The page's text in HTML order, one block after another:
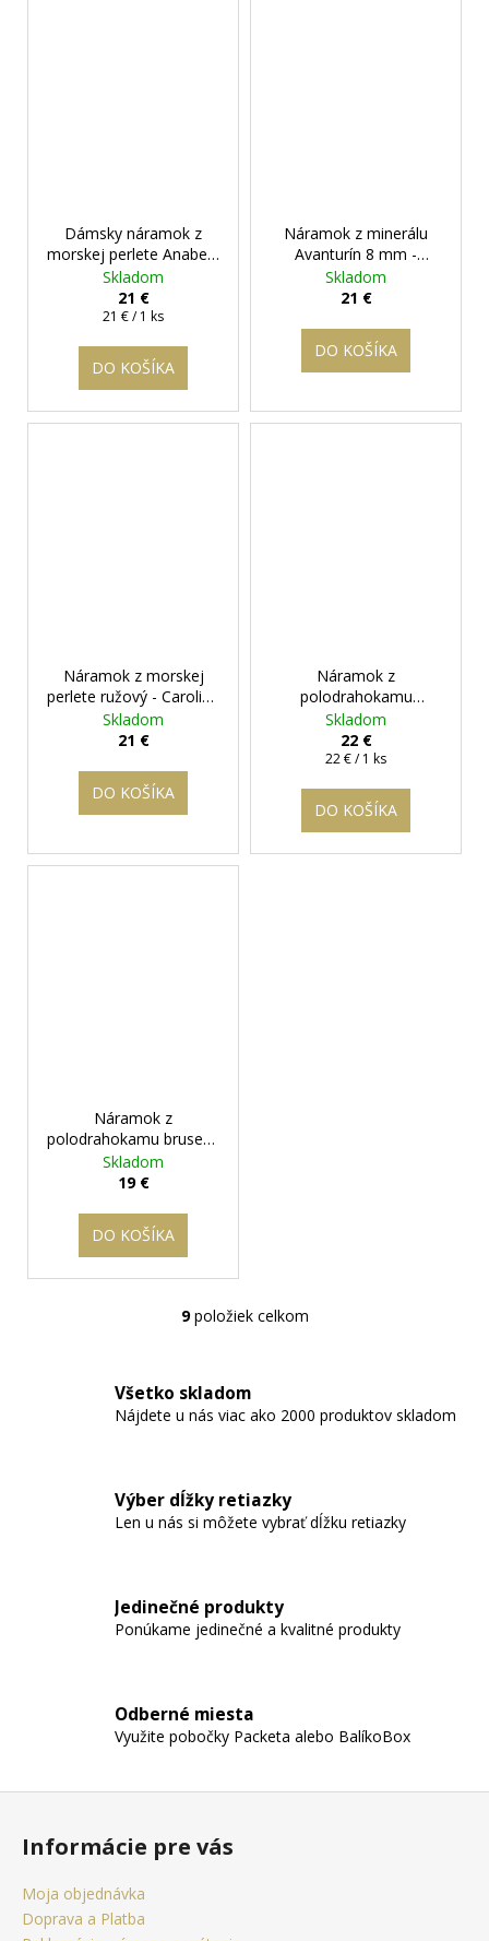
Dámsky náramok z
morskej perlete Anabele
+ darčeková krabička
zadarmo
Skladom
21 €
Jednotková
21 € / 1 ks
DO KOŠÍKA
Náramok z minerálu
Avanturín 8 mm -
Penelope ®
darčeková krabička
Skladom
21 €
DO KOŠÍKA
Náramok z morskej
perlete ružový - Caroline
+ darčeková krabička
zadarmo
Skladom
21 €
DO KOŠÍKA
Náramok z
polodrahokamu
Avanturín 12 mm - Hope
+ darčeková krabička
zadarmo
Skladom
22 €
Jednotková
22 € / 1 ks
DO KOŠÍKA
Náramok z
polodrahokamu brusený
Jadejit s achátom - Iris
darčeková krabička
Skladom
19 €
DO KOŠÍKA
O
á
d
i
e
k
y
p
i
9položiek celkom
Všetko skladom
Nájdete u nás viac ako 2000 produktov skladom
Výber dĺžky retiazky
Len u nás si môžete vybrať dĺžku retiazky
Jedinečné produkty
Ponúkame jedinečné a kvalitné produkty
Odberné miesta
Využite pobočky Packeta alebo BalíkoBox
Z
Informácie pre vás
Moja objednávka
Doprava a Platba